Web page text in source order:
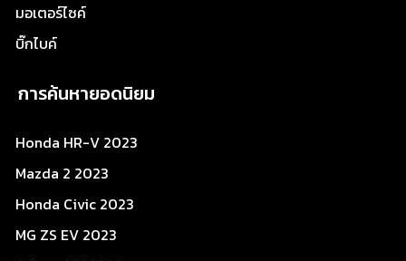
มอเตอร์ไซค์
บิ๊กไบค์
การค้นหายอดนิยม
Honda HR-V 2023
Mazda 2 2023
Honda Civic 2023
MG ZS EV 2023